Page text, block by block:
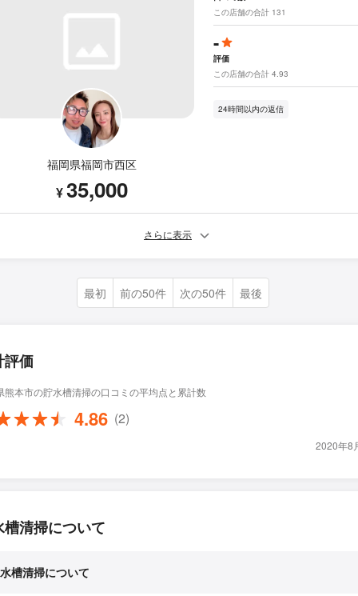
福岡県福岡市西区
¥35,000
この店舗の合計 131
-
評価
この店舗の合計 4.93
24時間以内の返信
さらに表示
最初 前の50件 次の50件 最後
評価
熊本市の貯水槽清掃の口コミの平均点と累計数
4.86 (2)
2020年8
槽清掃について
槽清掃について